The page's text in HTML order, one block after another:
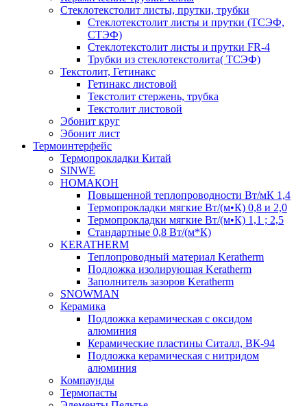
Cтеклотекстолит листы, прутки, трубки
Стеклотекстолит листы и прутки (ТСЭФ,
СТЭФ)
Стеклотекстолит листы и прутки FR-4
Трубки из стеклотекстолита( ТСЭФ)
Текстолит, Гетинакс
Гетинакс листовой
Текстолит стержень, трубка
Текстолит листовой
Эбонит круг
Эбонит лист
Термоинтерфейс
Термопрокладки Китай
SINWE
НОМАКОН
Повышенной теплопроводности Вт/мК 1,4
Термопрокладки мягкие Вт/(м•К) 0,8 и 2,0
Термопрокладки мягкие Вт/(м•К) 1,1 ; 2,5
Стандартные 0,8 Вт/(м*К)
KERATHERM
Теплопроводный материал Keratherm
Подложка изолирующая Keratherm
Заполнитель зазоров Keratherm
SNOWMAN
Керамика
Подложка керамическая с оксидом
алюминия
Керамические пластины Ситалл, ВК-94
Подложка керамическая с нитридом
алюминия
Компаунды
Термопасты